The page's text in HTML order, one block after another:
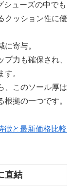
シューズの中でも
クッション性に優
寄与。
力も確保され、
。
、このソール厚は
拠の一つです。
徴と最新価格比較
直結